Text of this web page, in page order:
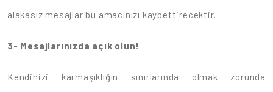
alakasız mesajlar bu amacınızı kaybettirecektir.
3- Mesajlarınızda açık olun!
Kendinizi karmaşıklığın sınırlarında olmak zorunda